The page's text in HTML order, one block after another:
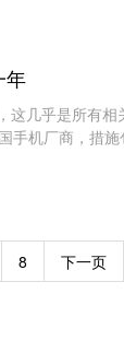
年
几乎是所有
手机厂商，措
8 下一页